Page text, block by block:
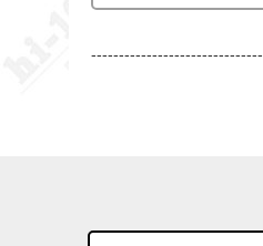
-------------------------------